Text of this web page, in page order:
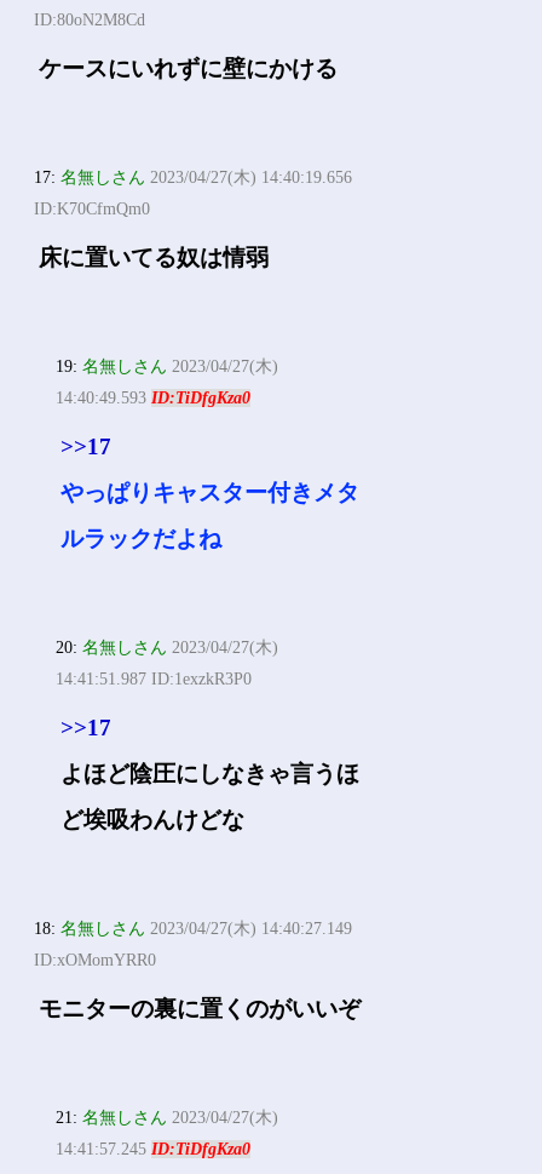
ID:80oN2M8Cd
ケースにいれずに壁にかける
17:名無しさん 2023/04/27(木) 14:40:19.656
ID:K70CfmQm0
床に置いてる奴は情弱
19:名無しさん 2023/04/27(木)
14:40:49.593ID:TiDfgKza0
>>17
やっぱりキャスター付きメタ
ルラックだよね
20:名無しさん 2023/04/27(木)
14:41:51.987 ID:1exzkR3P0
>>17
よほど陰圧にしなきゃ言うほ
ど埃吸わんけどな
18:名無しさん 2023/04/27(木) 14:40:27.149
ID:xOMomYRR0
モニターの裏に置くのがいいぞ
21:名無しさん 2023/04/27(木)
14:41:57.245ID:TiDfgKza0